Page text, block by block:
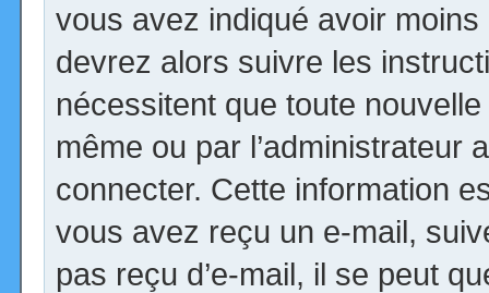
vous avez indiqué avoir
devrez alors suivre les
nécessitent que toute
même ou par l’administrateur
connecter. Cette information
vous avez reçu un e-mail,
pas reçu d’e-mail, il se peut